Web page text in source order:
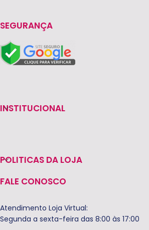
SEGURANÇA
INSTITUCIONAL
POLITICAS DA LOJA
FALE CONOSCO
Atendimento Loja Virtual:
Segunda a sexta-feira das 8:00 às 17:00